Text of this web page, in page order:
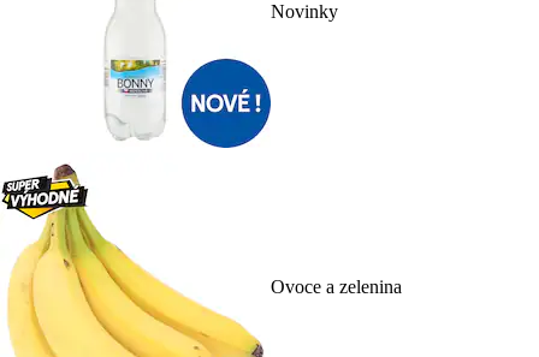
Novinky
Ovoce a zelenina